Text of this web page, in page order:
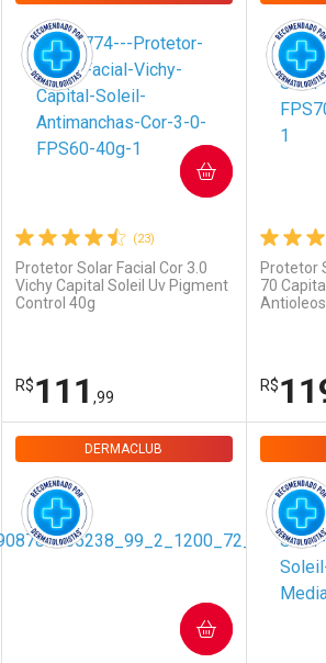
Dermaclub
Ativar Desconto
Por R$ 99,99/cada
Por Menos
Por R$ 99,99/cada
Ativar
Por
Por
Por
(23)
Protetor Solar Facial Cor 3.0
Vichy Capital Soleil Uv Pigment
Control 40g
R$111 ,99
COMPRAR
Dermaclub
Por Menos
Protetor
70
R$
Por
DERMACLUB
COMPRAR